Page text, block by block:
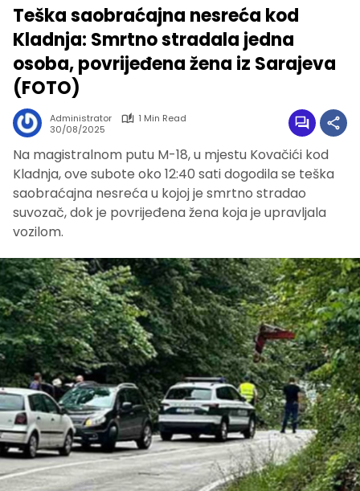
Teška saobraćajna nesreća kod
Kladnja: Smrtno stradala jedna
osoba, povrijeđena žena iz Sarajeva
(FOTO)
Administrator
1 Min Read
30/08/2025
Na magistralnom putu M-18, u mjestu Kovačići kod
Kladnja, ove subote oko 12:40 sati dogodila se teška
saobraćajna nesreća u kojoj je smrtno stradao
suvozač, dok je povrijeđena žena koja je upravljala
vozilom.